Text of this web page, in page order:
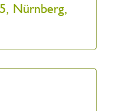
Nürnberg,